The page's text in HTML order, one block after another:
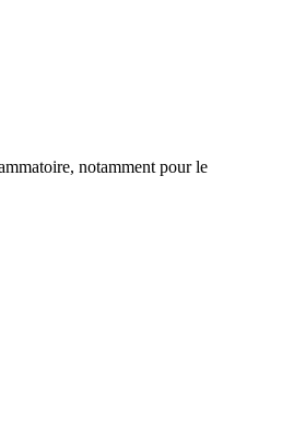
notamment pour le